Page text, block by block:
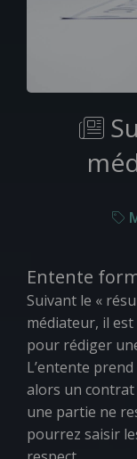
Entente
Suivant le «
médiateur, il
pour rédiger
L’entente
alors un contrat
une partie ne
pourrez saisir